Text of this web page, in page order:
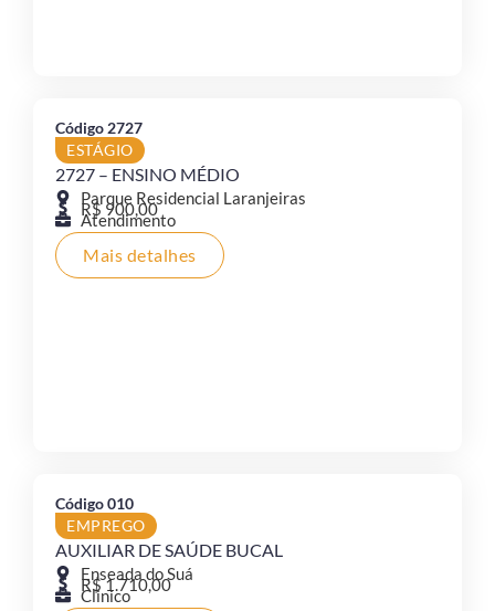
Código 2727
ESTÁGIO
2727 – ENSINO MÉDIO
Parque Residencial Laranjeiras
R$ 900,00
Atendimento
Mais detalhes
Código 010
EMPREGO
AUXILIAR DE SAÚDE BUCAL
Enseada do Suá
R$ 1.710,00
Clinico